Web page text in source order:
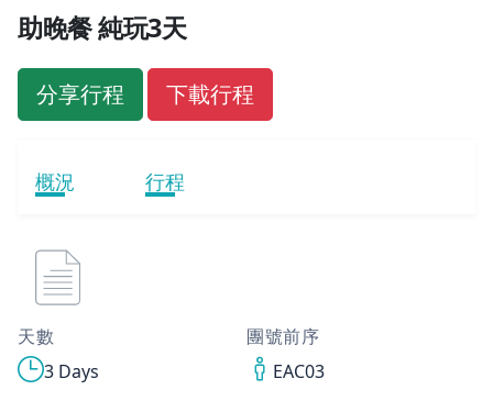
助晚餐 純玩3天
分享行程 下載行程
概況 行程
天數
3 Days
團號前序
EAC03